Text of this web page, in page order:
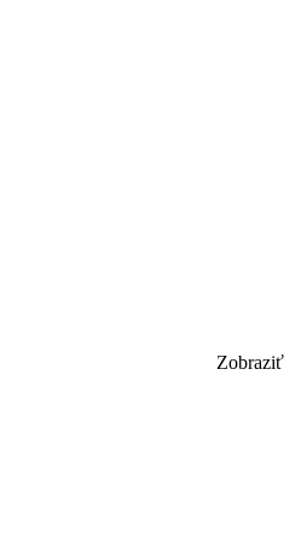
Zobraziť